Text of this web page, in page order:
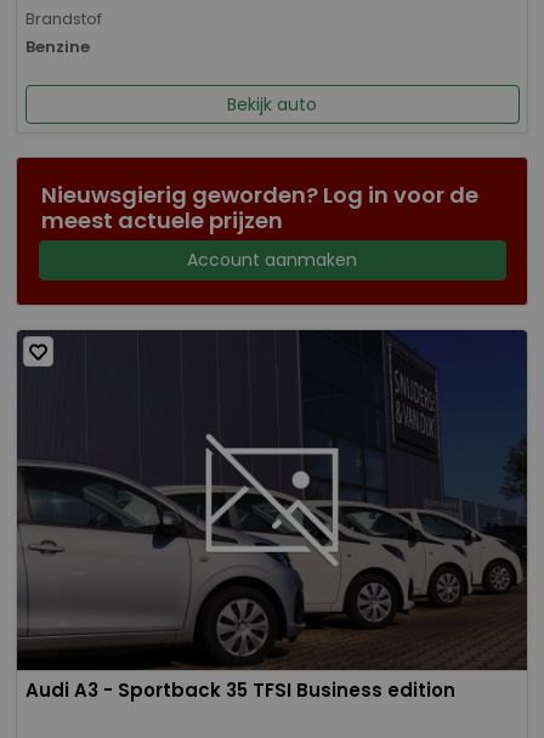
Brandstof
Benzine
Bekijk auto
Nieuwsgierig geworden? Log in voor de
meest actuele prijzen
Account aanmaken
Audi A3 - Sportback 35 TFSI Business edition